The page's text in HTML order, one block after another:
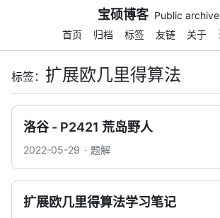
宝硕博客 Public archive
首页
归档 标签 友链 关于
标签： 扩展欧几里得算法
洛谷 - P2421 荒岛野人
2022-05-29 题解
扩展欧几里得算法学习笔记